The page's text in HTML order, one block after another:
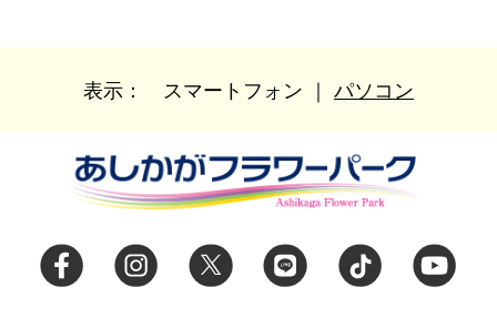
表示： スマートフォン ｜ パソコン